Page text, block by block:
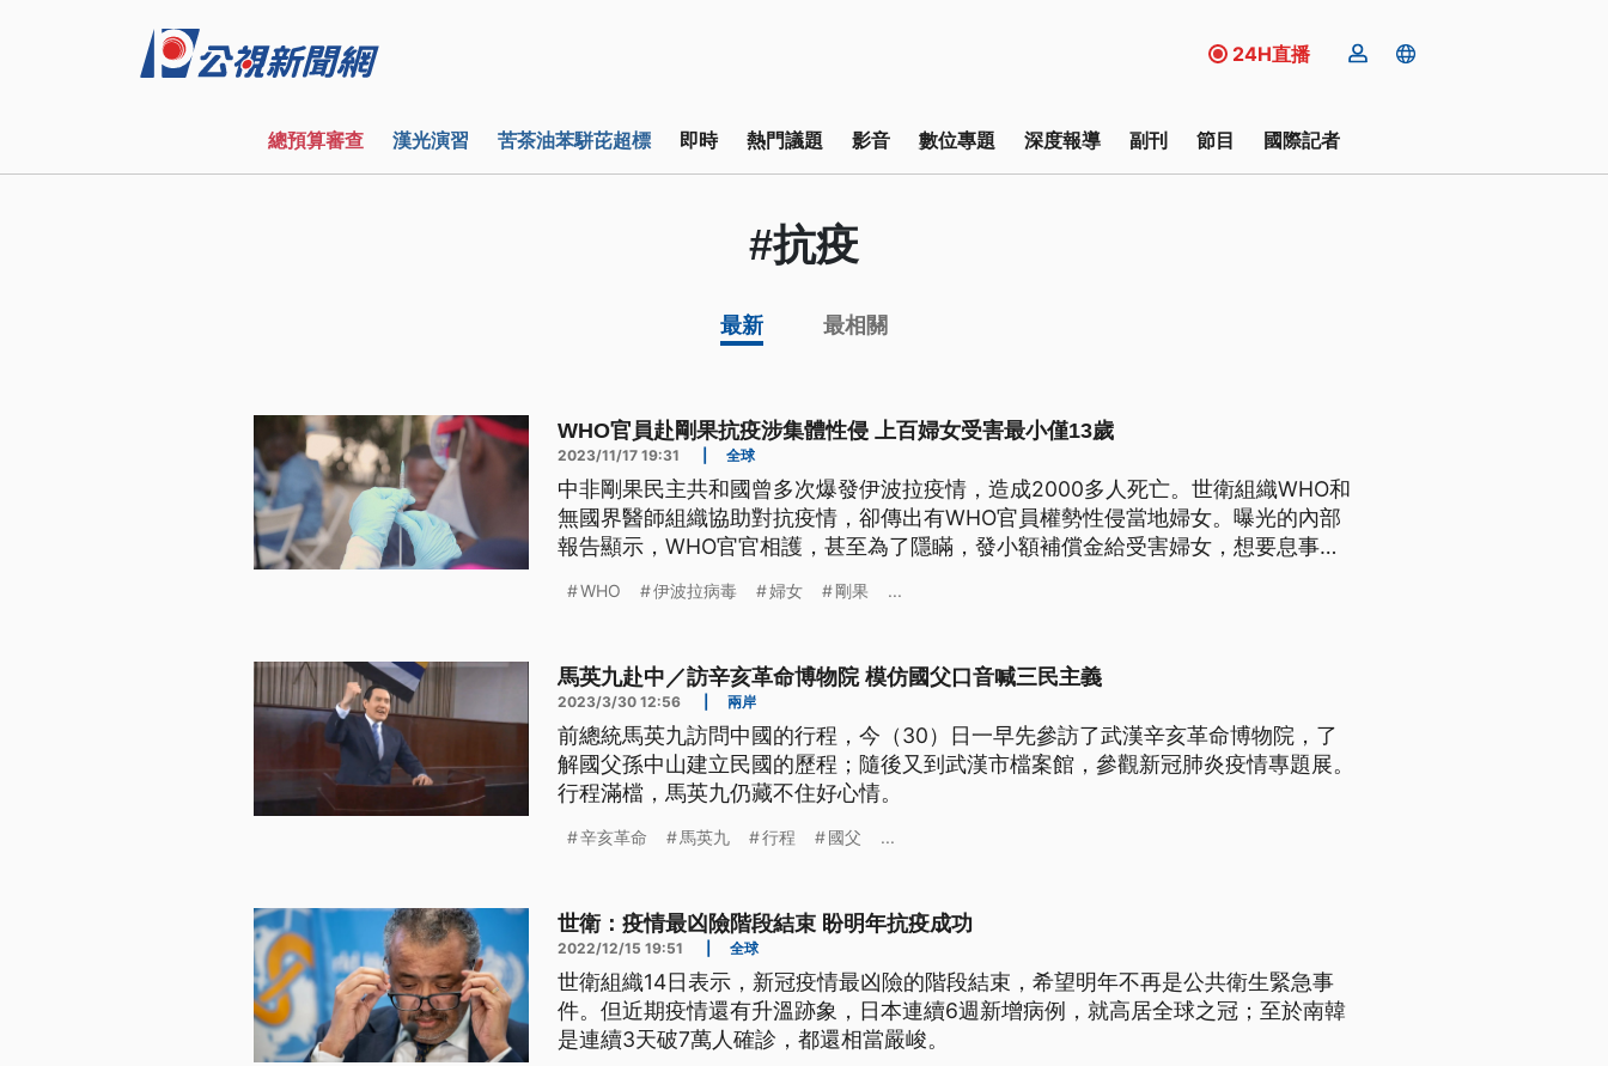
24H直播
總預算審查 漢光演習 苦茶油苯駢芘超標 即時 熱門議題 影音 數位專題 深度報導 副刊 節目 國際記者
#抗疫
最新 最相關
WHO官員赴剛果抗疫涉集體性侵 上百婦女受害最小僅13歲
2023/11/17 19:31 全球
中非剛果民主共和國曾多次爆發伊波拉疫情，造成2000多人死亡。世衛組織WHO和
無國界醫師組織協助對抗疫情，卻傳出有WHO官員權勢性侵當地婦女。曝光的內部
報告顯示，WHO官官相護，甚至為了隱瞞，發小額補償金給受害婦女，想要息事寧
WHO 伊波拉病毒 婦女 剛果 ...
馬英九赴中／訪辛亥革命博物院 模仿國父口音喊三民主義
2023/3/30 12:56 兩岸
前總統馬英九訪問中國的行程，今（30）日一早先參訪了武漢辛亥革命博物院，了
解國父孫中山建立民國的歷程；隨後又到武漢市檔案館，參觀新冠肺炎疫情專題展。
行程滿檔，馬英九仍藏不住好心情。
辛亥革命 馬英九 行程 國父 ...
世衛：疫情最凶險階段結束 盼明年抗疫成功
2022/12/15 19:51 全球
世衛組織14日表示，新冠疫情最凶險的階段結束，希望明年不再是公共衛生緊急事
件。但近期疫情還有升溫跡象，日本連續6週新增病例，就高居全球之冠；至於南韓
是連續3天破7萬人確診，都還相當嚴峻。